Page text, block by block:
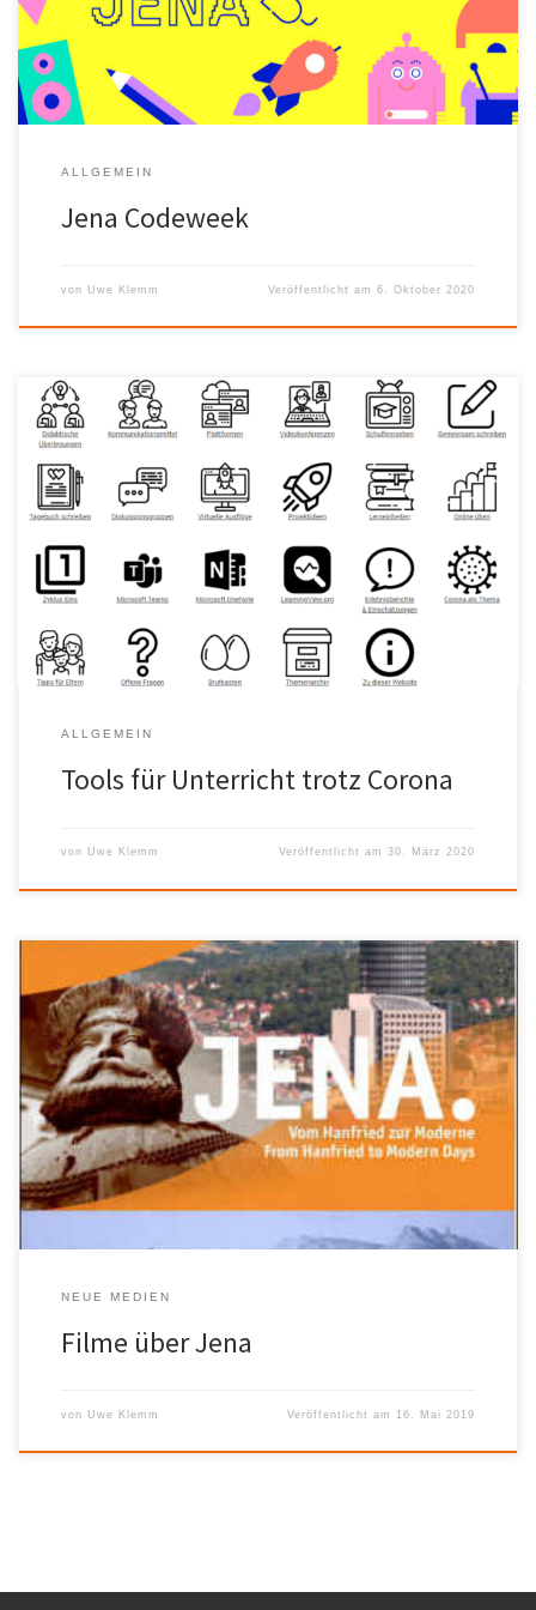
Robotik etc. befassen. Mehr Infos unter www.jena.codeweek.de
ALLGEMEIN
Jena Codeweek
von Uwe Klemm Veröffentlicht am6. Oktober 2020
Es gibt inzwischen eine Vielzahl an Übersichten, mit welchen Tools
Unterricht während der Corona-Krise möglich ist. Wir empfehlen
die hervorragend strukturierte Sammlung unter
lernentrotzchorona.ch. Dort werden Sie fündig!
ALLGEMEIN
Tools für Unterricht trotz Corona
von Uwe Klemm Veröffentlicht am30. März 2020
Bereits seit einiger Zeit haben wir die populären Filme von Uwe
Germar über Jena und Umgebung im Verleih. Das sind folgende
Titel: Die Filme stellen sehr sachkundig geografische, soziale und
historische Aspekte unserer Stadt vor, sie sind im Ganzen oder
auszugsweise gut im Unterricht verwendbar. Der Autor ist auch
bereit, […]
NEUE MEDIEN
Filme über Jena
von Uwe Klemm Veröffentlicht am 16. Mai 2019